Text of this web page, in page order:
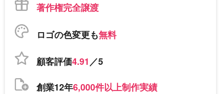
著作権完全譲渡
ロゴの色変更も無料
顧客評価4.91／5
創業12年6,000件以上制作実績